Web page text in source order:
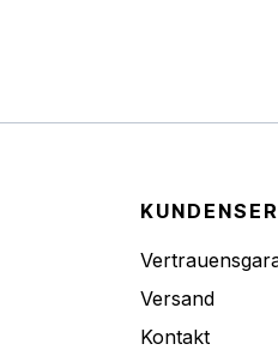
Versand
Kontakt